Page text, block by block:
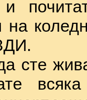
сте